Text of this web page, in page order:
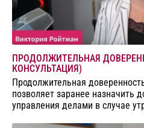
ПРОДОЛЖИТЕЛЬНАЯ
КОНСУЛЬТАЦИЯ)
Продолжительная
позволяет заранее назначить
управления делами в случае